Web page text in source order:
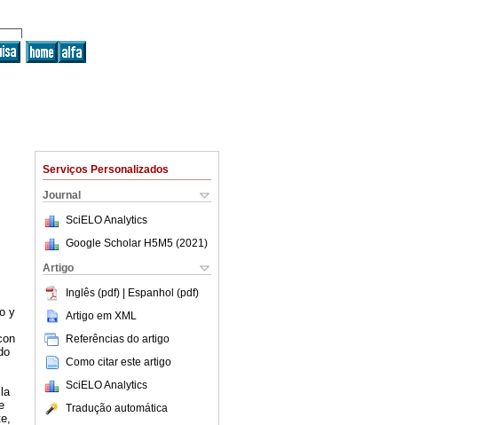
Serviços Personalizados
Journal
SciELO Analytics
Google Scholar H5M5 (2021 )
Artigo
Inglês (pdf) | Espanhol (pdf)
Artigo em XML
Referências do artigo
Como citar este artigo
SciELO Analytics
Tradução automática
y